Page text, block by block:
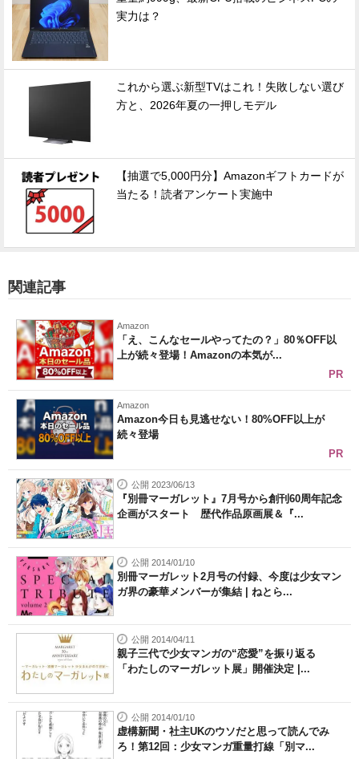
実力は？
これから選ぶ新型TVはこれ！失敗しない選び
方と、2026年夏の一押しモデル
【抽選で5,000円分】Amazonギフトカードが
当たる！読者アンケート実施中
関連記事
Amazon
「え、こんなセールやってたの？」80％OFF以
上が続々登場！Amazonの本気が...
PR
Amazon
Amazon今日も見逃せない！80%OFF以上が
続々登場
PR
公開 2023/06/13
『別冊マーガレット』7月号から創刊60周年記念
企画がスタート 歴代作品原画展＆『...
公開 2014/01/10
別冊マーガレット2月号の付録、今度は少女マン
ガ界の豪華メンバーが集結 | ねとら...
公開 2014/04/11
親子三代で少女マンガの“恋愛”を振り返る
「わたしのマーガレット展」開催決定 |...
公開 2014/01/10
虚構新聞・社主UKのウソだと思って読んでみ
ろ！第12回：少女マンガ重量打線「別マ...